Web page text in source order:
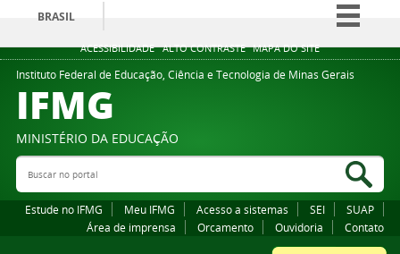
ACESSIBILIDADE ALTO CONTRASTE MAPA DO SITE
BRASIL
Simplifique!
Comunica BR
Legislação
Instituto Federal de Educação, Ciência e Tecnologia de Minas Gerais
IFMG
MINISTÉRIO DA EDUCAÇÃO
Buscar no portal
Estude no IFMG Meu IFMG Acesso a sistemas SEI
SUAP
Área de imprensa
Orcamento Ouvidoria Contato